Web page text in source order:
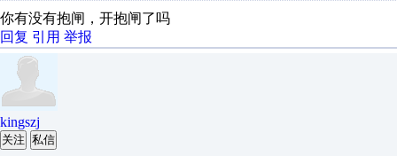
你有没有抱闸，开抱闸了吗
回复 引用 举报
kingszj
关注 私信